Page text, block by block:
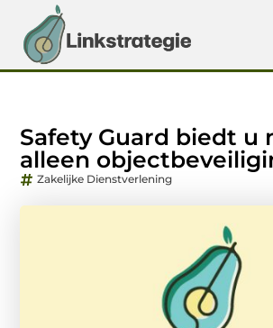
Safety Guard biedt u
alleen
Zakelijke Dienstverlening